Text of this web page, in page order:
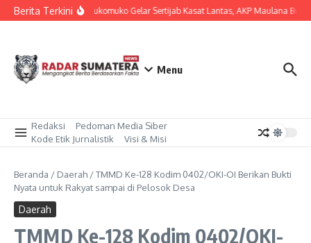
Lewati ke konten
Berita TerkiniPolres Mukomuko Gelar Sertijab Kasat Lantas, AKP Maulana
Menu
Redaksi
Pedoman Media Siber
Kode Etik Jurnalistik
Visi & Misi
Beranda / Daerah /TMMD Ke-128 Kodim 0402/OKI-OI Berikan Bukti
Nyata untuk Rakyat sampai di Pelosok Desa
Daerah
TMMD Ke-128 Kodim 0402/OKI-